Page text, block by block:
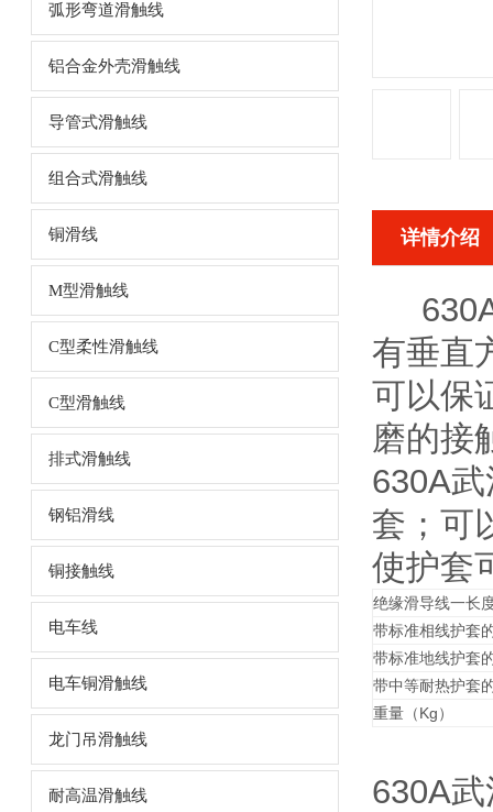
弧形弯道滑触线
铝合金外壳滑触线
导管式滑触线
组合式滑触线
铜滑线
M型滑触线
C型柔性滑触线
C型滑触线
排式滑触线
钢铝滑线
铜接触线
电车线
电车铜滑触线
龙门吊滑触线
耐高温滑触线
详情介绍
630A
有垂直
可以保
磨的接
630A
套；可
使护套
绝缘滑导线一长
带标准相线护套
带标准地线护套
带中等耐热护套
重量（Kg）
630A